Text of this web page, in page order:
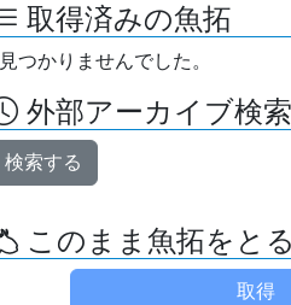
取得済みの魚拓
見つかりませんでした。
外部アーカイブ検
検索する
このまま魚拓をとる